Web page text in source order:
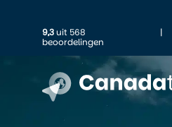
9,3uit 568
beoordelingen
|